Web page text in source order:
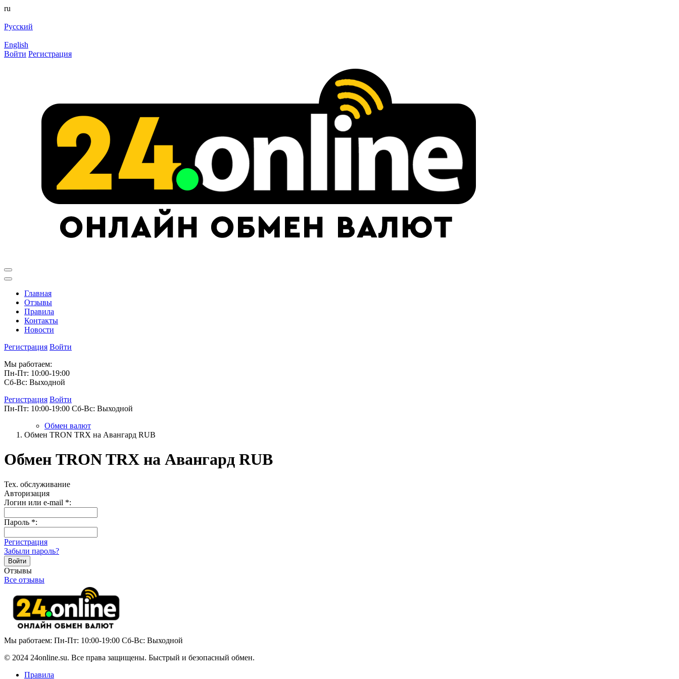
ru
Русский
English
Войти Регистрация
Главная
Отзывы
Правила
Контакты
Новости
Регистрация Войти
Мы работаем:
Пн-Пт: 10:00-19:00
Сб-Вс: Выходной
Регистрация Войти
Пн-Пт: 10:00-19:00 Сб-Вс: Выходной
Обмен валют
Обмен TRON TRX на Авангард RUB
Обмен TRON TRX на Авангард RUB
Тех. обслуживание
Авторизация
Логин или e-mail *:
Пароль *:
Регистрация
Забыли пароль?
Отзывы
Все отзывы
Мы работаем: Пн-Пт: 10:00-19:00 Сб-Вс: Выходной
© 2024 24online.su. Все права защищены. Быстрый и безопасный обмен.
Правила